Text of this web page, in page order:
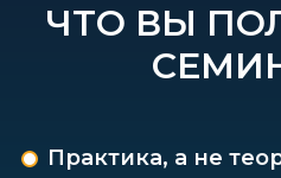
ЧТО ВЫ
Практика, а не